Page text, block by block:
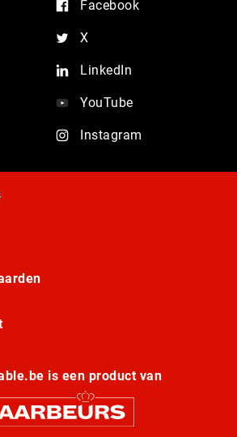
Facebook
X
LinkedIn
YouTube
Instagram
is een product van